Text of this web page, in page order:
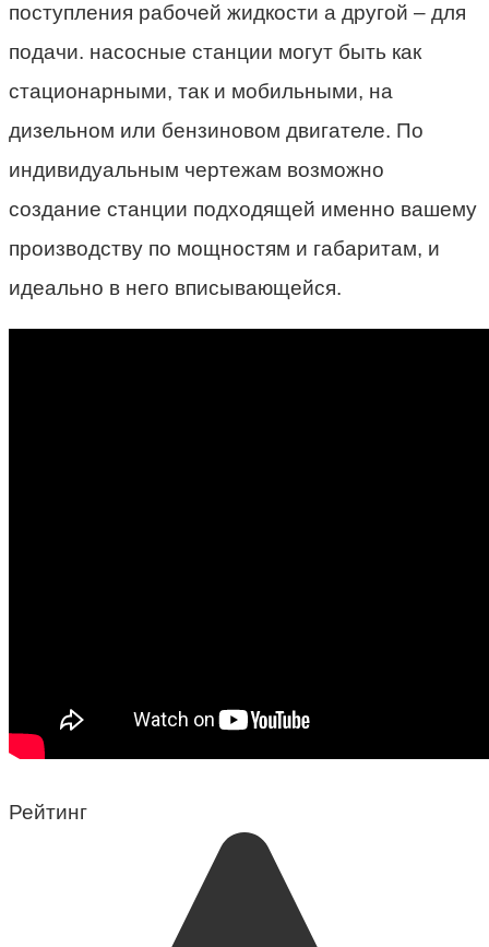
поступления рабочей жидкости а другой – для
подачи. насосные станции могут быть как
стационарными, так и мобильными, на
дизельном или бензиновом двигателе. По
индивидуальным чертежам возможно
создание станции подходящей именно вашему
производству по мощностям и габаритам, и
идеально в него вписывающейся.
Рейтинг